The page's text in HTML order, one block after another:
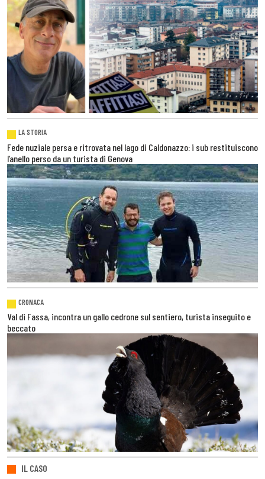
LA STORIA
Fede nuziale persa e ritrovata nel lago di Caldonazzo: i sub restituiscono
l’anello perso da un turista di Genova
CRONACA
Val di Fassa, incontra un gallo cedrone sul sentiero, turista inseguito e
beccato
IL CASO